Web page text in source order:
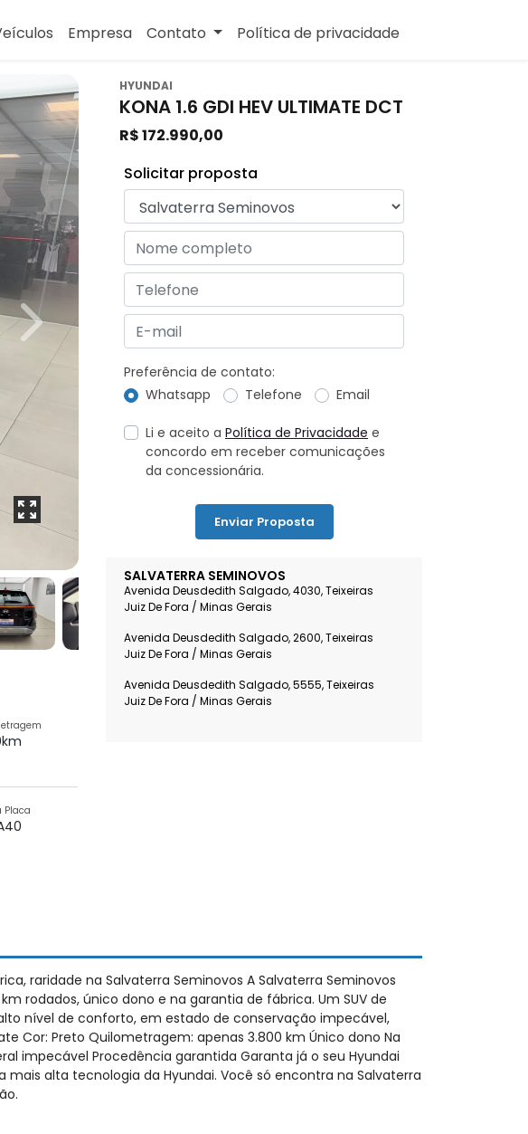
Empresa Contato Política de privacidade
HYUNDAI
KONA 1.6 GDI HEV ULTIMATE DCT
R$ 172.990,00
SALVATERRA SEMINOVOS
Avenida Deusdedith Salgado, 4030, Teixeiras
Juiz De Fora / Minas Gerais
Avenida Deusdedith Salgado, 2600, Teixeiras
Juiz De Fora / Minas Gerais
Avenida Deusdedith Salgado, 5555, Teixeiras
Juiz De Fora / Minas Gerais
Solicitar proposta
Preferência de contato:
Whatsapp
Telefone Email
Li e aceito a Política de Privacidade e
concordo em receber comunicações
da concessionária.
Enviar Proposta
Next
Placa
raridade na Salvaterra Seminovos A Salvaterra Seminovos
rodados, único dono e na garantia de fábrica. Um SUV de
nível de conforto, em estado de conservação impecável,
Cor: Preto Quilometragem: apenas 3.800 km Único dono Na
impecável Procedência garantida Garanta já o seu Hyundai
alta tecnologia da Hyundai. Você só encontra na Salvaterra